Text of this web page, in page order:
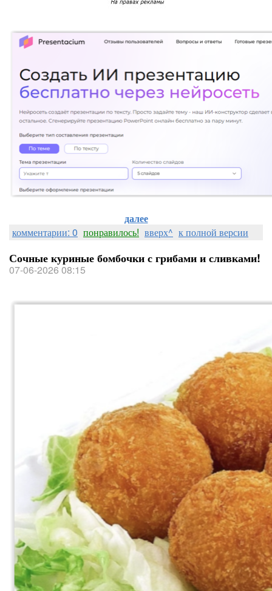
далее
комментарии: 0 понравилось! вверх^ к полной версии
Сочные куриные бомбочки с грибами и сливками!
07-06-2026 08:15